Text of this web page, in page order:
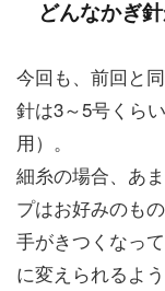
どんなかぎ
今回も、前回と
針は3～5号くら
用）。
細糸の場合、あ
プはお好みのも
手がきつくなっ
に変えられるよ